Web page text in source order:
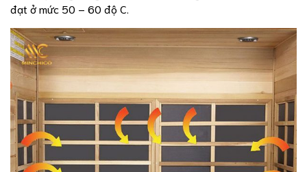
đạt ở mức 50 – 60 độ C.